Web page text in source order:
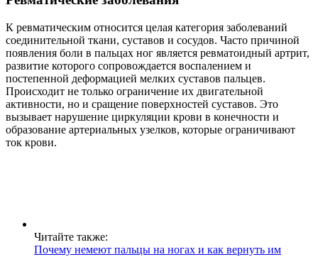
К ревматическим относится целая категория заболеваний
соединительной ткани, суставов и сосудов. Часто причиной
появления боли в пальцах ног является ревматоидный артрит,
развитие которого сопровождается воспалением и
постепенной деформацией мелких суставов пальцев.
Происходит не только ограничение их двигательной
активности, но и сращение поверхностей суставов. Это
вызывает нарушение циркуляции крови в конечности и
образование артериальных узелков, которые ограничивают
ток крови.
Читайте также:
Почему немеют пальцы на ногах и как вернуть им